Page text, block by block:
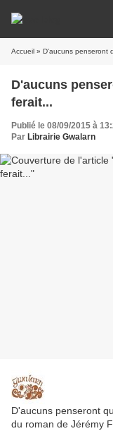
Accueil » D'aucuns penseront
D'aucuns
ferait...
Publié le 08/09/2015 à
Par Librairie Gwalarn
D'aucuns penseront
du roman de Jérémy